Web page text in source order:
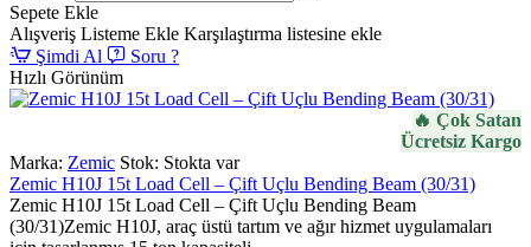
Sepete Ekle
Alışveriş Listeme Ekle Karşılaştırma listesine ekle
Şimdi Al
Soru ?
Hızlı Görünüm
🔥 Çok Satan
Ücretsiz Kargo
Marka: Zemic Stok: Stokta var
Zemic H10J 15t Load Cell – Çift Uçlu Bending Beam (30/31)
Zemic H10J 15t Load Cell – Çift Uçlu Bending Beam
(30/31)Zemic H10J, araç üstü tartım ve ağır hizmet uygulamaları